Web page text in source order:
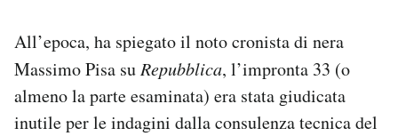
All’epoca, ha spiegato il noto cronista di nera
Massimo Pisa suRepubblica, l’impronta 33 (o
almeno la parte esaminata) era stata giudicata
inutile per le indagini dalla consulenza tecnica del